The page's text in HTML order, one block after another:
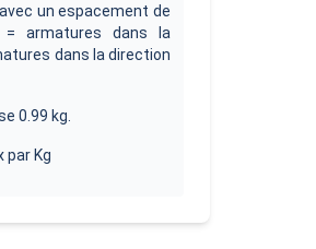
un espacement de
armatures dans la
dans la direction
0.99 kg.
par Kg